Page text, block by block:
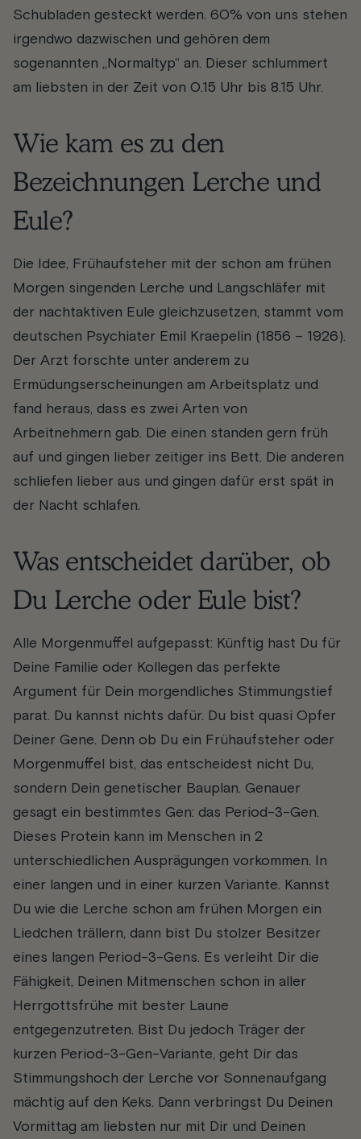
Schubladen gesteckt werden. 60% von uns stehen
irgendwo dazwischen und gehören dem
sogenannten „Normaltyp“ an. Dieser schlummert
am liebsten in der Zeit von 0.15 Uhr bis 8.15 Uhr.
Wie kam es zu den
Bezeichnungen Lerche und
Eule?
Die Idee, Frühaufsteher mit der schon am frühen
Morgen singenden Lerche und Langschläfer mit
der nachtaktiven Eule gleichzusetzen, stammt vom
deutschen Psychiater Emil Kraepelin (1856 – 1926).
Der Arzt forschte unter anderem zu
Ermüdungserscheinungen am Arbeitsplatz und
fand heraus, dass es zwei Arten von
Arbeitnehmern gab. Die einen standen gern früh
auf und gingen lieber zeitiger ins Bett. Die anderen
schliefen lieber aus und gingen dafür erst spät in
der Nacht schlafen.
Was entscheidet darüber, ob
Du Lerche oder Eule bist?
Alle Morgenmuffel aufgepasst: Künftig hast Du für
Deine Familie oder Kollegen das perfekte
Argument für Dein morgendliches Stimmungstief
parat. Du kannst nichts dafür. Du bist quasi Opfer
Deiner Gene. Denn ob Du ein Frühaufsteher oder
Morgenmuffel bist, das entscheidest nicht Du,
sondern Dein genetischer Bauplan. Genauer
gesagt ein bestimmtes Gen: das Period-3-Gen.
Dieses Protein kann im Menschen in 2
unterschiedlichen Ausprägungen vorkommen. In
einer langen und in einer kurzen Variante. Kannst
Du wie die Lerche schon am frühen Morgen ein
Liedchen trällern, dann bist Du stolzer Besitzer
eines langen Period-3-Gens. Es verleiht Dir die
Fähigkeit, Deinen Mitmenschen schon in aller
Herrgottsfrühe mit bester Laune
entgegenzutreten. Bist Du jedoch Träger der
kurzen Period-3-Gen-Variante, geht Dir das
Stimmungshoch der Lerche vor Sonnenaufgang
mächtig auf den Keks. Dann verbringst Du Deinen
Vormittag am liebsten nur mit Dir und Deinen